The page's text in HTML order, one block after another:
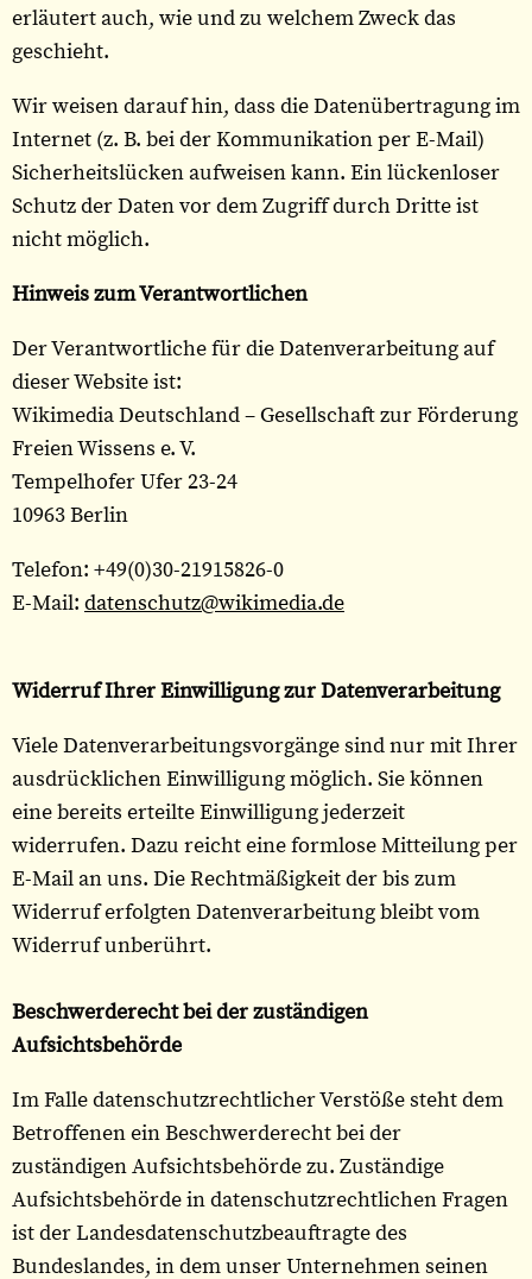
erläutert auch, wie und zu welchem Zweck das
geschieht.
Wir weisen darauf hin, dass die Datenübertragung im
Internet (z. B. bei der Kommunikation per E-Mail)
Sicherheitslücken aufweisen kann. Ein lückenloser
Schutz der Daten vor dem Zugriff durch Dritte ist
nicht möglich.
Hinweis zum Verantwortlichen
Der Verantwortliche für die Datenverarbeitung auf
dieser Website ist:
Wikimedia Deutschland – Gesellschaft zur Förderung
Freien Wissens e. V.
Tempelhofer Ufer 23-24
10963 Berlin
Telefon: +49(0)30-21915826-0
E-Mail: datenschutz@wikimedia.de
Widerruf Ihrer Einwilligung zur Datenverarbeitung
Viele Datenverarbeitungsvorgänge sind nur mit Ihrer
ausdrücklichen Einwilligung möglich. Sie können
eine bereits erteilte Einwilligung jederzeit
widerrufen. Dazu reicht eine formlose Mitteilung per
E-Mail an uns. Die Rechtmäßigkeit der bis zum
Widerruf erfolgten Datenverarbeitung bleibt vom
Widerruf unberührt.
Beschwerderecht bei der zuständigen
Aufsichtsbehörde
Im Falle datenschutzrechtlicher Verstöße steht dem
Betroffenen ein Beschwerderecht bei der
zuständigen Aufsichtsbehörde zu. Zuständige
Aufsichtsbehörde in datenschutzrechtlichen Fragen
ist der Landesdatenschutzbeauftragte des
Bundeslandes, in dem unser Unternehmen seinen